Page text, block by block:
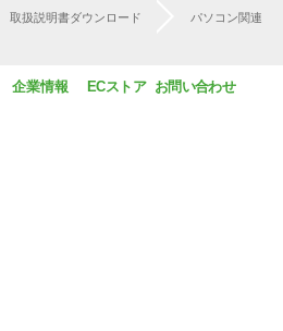
製品一覧 名入れサービス IoT・無線関連
企業情報 ECストア お問い合わせ
取扱説明書ダウンロード パソコン関連